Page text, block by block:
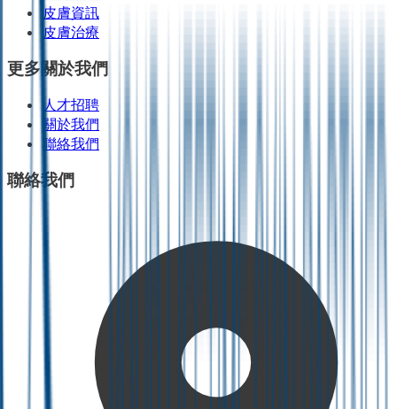
皮膚資訊
皮膚治療
更多關於我們
人才招聘
關於我們
聯絡我們
聯絡我們